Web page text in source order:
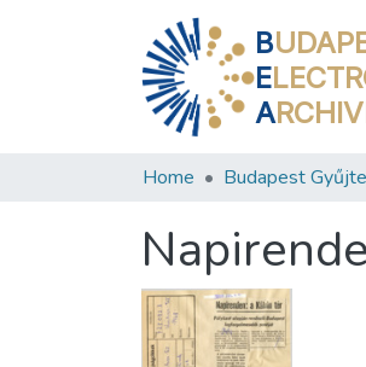
B
E
A
Home Budapest